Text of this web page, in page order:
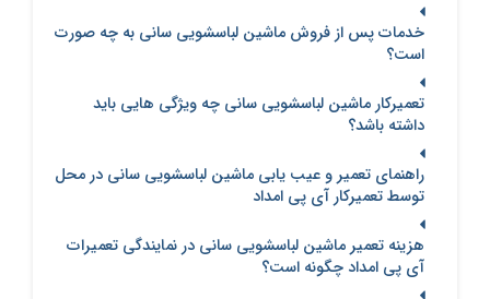
خدمات پس از فروش ماشین لباسشویی سانی به چه صورت
است؟
تعمیرکار ماشین لباسشویی سانی چه ویژگی هایی باید
داشته باشد؟
راهنمای تعمیر و عیب یابی ماشین لباسشویی سانی در محل
توسط تعمیرکار آی پی امداد
هزینه تعمیر ماشین لباسشویی سانی در نمایندگی تعمیرات
آی پی امداد چگونه است؟